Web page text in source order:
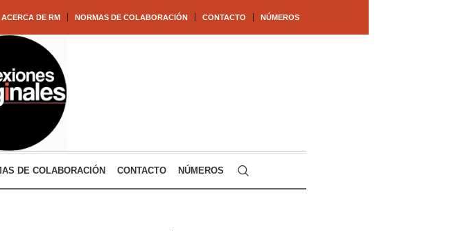
ACERCA DE RM NORMAS DE COLABORACIÓN CONTACTO NÚMEROS
DE COLABORACIÓN CONTACTO NÚMEROS